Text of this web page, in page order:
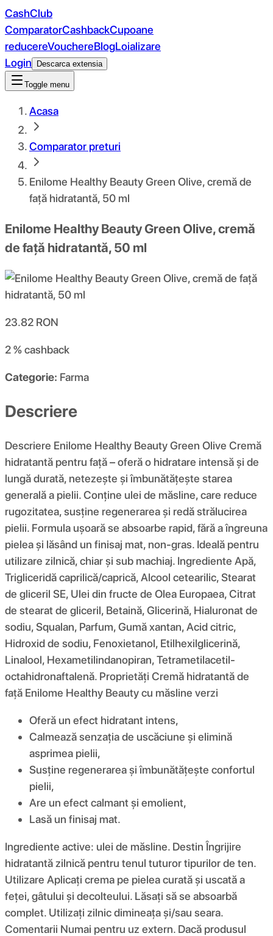
CashClub
ComparatorCashbackCupoane
reducereVouchereBlogLoializare
Login
Descarca extensia
Toggle menu
Acasa
Comparator preturi
Enilome Healthy Beauty Green Olive, cremă de
față hidratantă, 50 ml
Enilome Healthy Beauty Green Olive, cremă
de față hidratantă, 50 ml
23.82 RON
2 %cashback
Categorie: Farma
Descriere
Descriere Enilome Healthy Beauty Green Olive Cremă
hidratantă pentru față – oferă o hidratare intensă și de
lungă durată, netezește și îmbunătățește starea
generală a pielii. Conține ulei de măsline, care reduce
rugozitatea, susține regenerarea și redă strălucirea
pielii. Formula ușoară se absoarbe rapid, fără a îngreuna
pielea și lăsând un finisaj mat, non-gras. Ideală pentru
utilizare zilnică, chiar și sub machiaj. Ingrediente Apă,
Trigliceridă caprilică/caprică, Alcool cetearilic, Stearat
de gliceril SE, Ulei din fructe de Olea Europaea, Citrat
de stearat de gliceril, Betaină, Glicerină, Hialuronat de
sodiu, Squalan, Parfum, Gumă xantan, Acid citric,
Hidroxid de sodiu, Fenoxietanol, Etilhexilglicerină,
Linalool, Hexametilindanopiran, Tetrametilacetil-
octahidronaftalenă. Proprietăți Cremă hidratantă de
față Enilome Healthy Beauty cu măsline verzi
Oferă un efect hidratant intens,
Calmează senzația de uscăciune și elimină
asprimea pielii,
Susține regenerarea și îmbunătățește confortul
pielii,
Are un efect calmant și emolient,
Lasă un finisaj mat.
Ingrediente active: ulei de măsline. Destin Îngrijire
hidratantă zilnică pentru tenul tuturor tipurilor de ten.
Utilizare Aplicați crema pe pielea curată și uscată a
feței, gâtului și decolteului. Lăsați să se absoarbă
complet. Utilizați zilnic dimineața și/sau seara.
Comentarii Numai pentru uz extern. Dacă produsul